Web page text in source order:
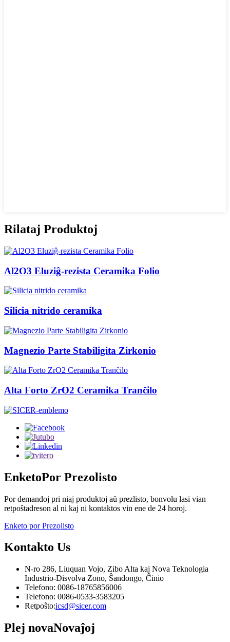
Rilataj Produktoj
Al2O3 Eluziĝ-rezista Ceramika Folio
Silicia nitrido ceramika
Magnezio Parte Stabiligita Zirkonio
Alta Forto ZrO2 Ceramika Tranĉilo
EnketoPor Prezolisto
Por demandoj pri niaj produktoj aŭ prezlisto, bonvolu lasi vian
retpoŝtadreson al ni kaj ni kontaktos vin ene de 24 horoj.
Enketo por Prezolisto
Kontakto Us
N-ro 286, Liuquan Vojo, Zibo Alta kaj Nova Teknologia
Industrio-Disvolva Zono, Ŝandongo, Ĉinio
Telefono: 0086-18765856006
Telefono: 0086-0533-3583205
Retpoŝto:icsd@sicer.com
Plej novaNovaĵoj